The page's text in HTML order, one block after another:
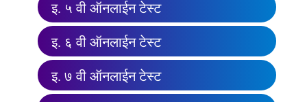
इ. ५ वी ऑनलाईन टेस्ट
इ. ६ वी ऑनलाईन टेस्ट
इ. ७ वी ऑनलाईन टेस्ट